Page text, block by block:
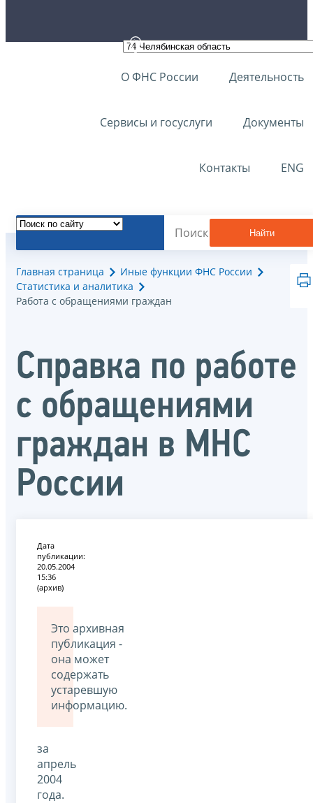
О ФНС России Деятельность
Сервисы и госуслуги Документы
Контакты ENG
Найти
Главная страница
Иные функции ФНС России
Статистика и аналитика
Работа с обращениями граждан
Справка по работе
с обращениями
граждан в МНС
России
Дата
публикации:
20.05.2004
15:36
(архив)
Это архивная
публикация -
она может
содержать
устаревшую
информацию.
за
апрель
2004
года.